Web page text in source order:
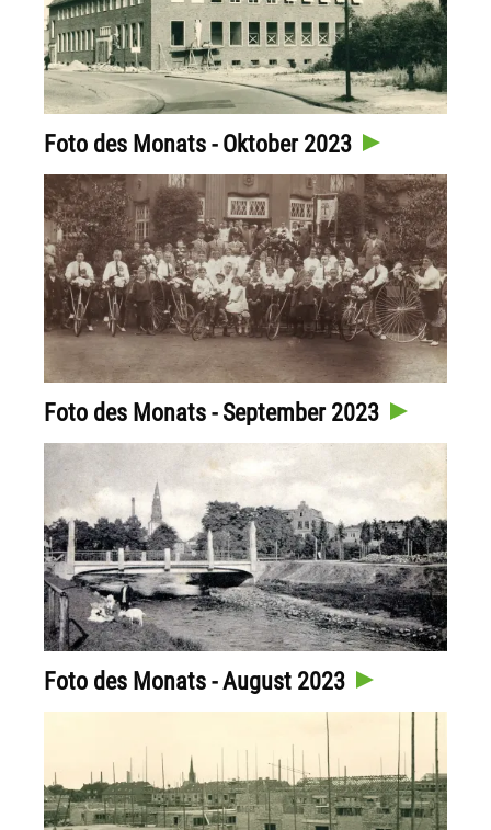
Foto des Monats - Oktober 2023
Foto des Monats - September 2023
Foto des Monats - August 2023